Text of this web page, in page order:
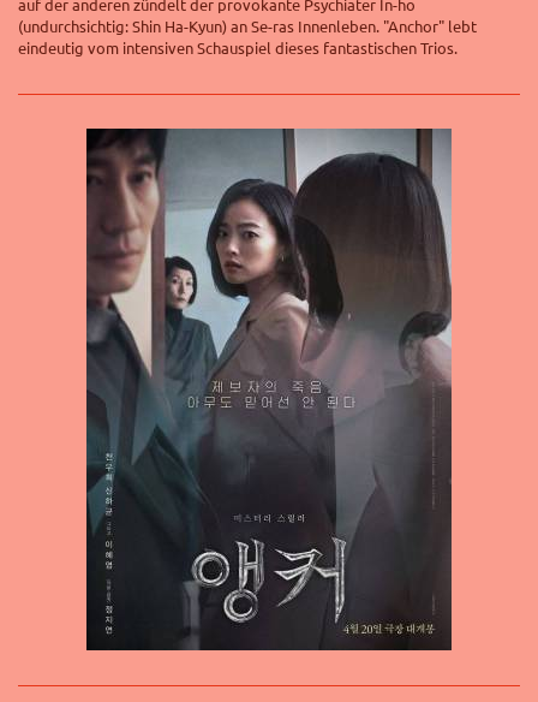
(undurchsichtig: Shin Ha-Kyun) an Se-ras Innenleben. "Anchor" lebt
eindeutig vom intensiven Schauspiel dieses fantastischen Trios.